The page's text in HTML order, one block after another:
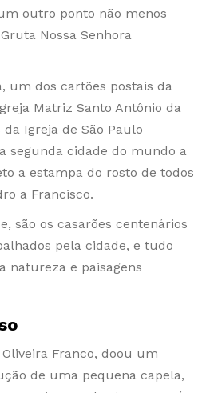
outro ponto não menos
Nossa Senhora
um dos cartões postais da
Matriz Santo Antônio da
Igreja de São Paulo
segunda cidade do mundo a
a estampa do rosto de todos
a Francisco.
são os casarões centenários
pela cidade, e tudo
natureza e paisagens
Oliveira Franco, doou um
de uma pequena capela,